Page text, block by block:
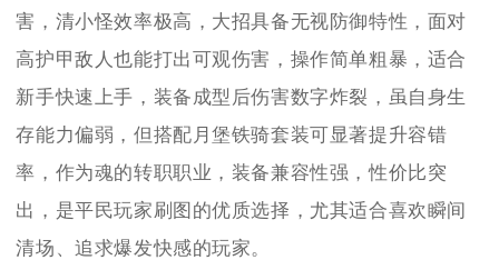
害，清小怪效率极高，大招具备无视防御特性，面对
高护甲敌人也能打出可观伤害，操作简单粗暴，适合
新手快速上手，装备成型后伤害数字炸裂，虽自身生
存能力偏弱，但搭配月堡铁骑套装可显著提升容错
率，作为魂的转职职业，装备兼容性强，性价比突
出，是平民玩家刷图的优质选择，尤其适合喜欢瞬间
清场、追求爆发快感的玩家。